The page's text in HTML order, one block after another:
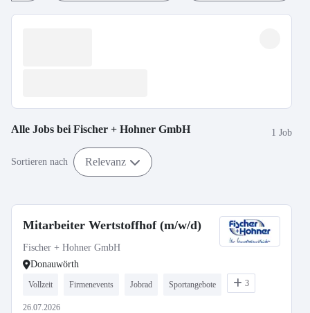
Alle Jobs bei Fischer + Hohner GmbH 1 Job
Sortieren nach Relevanz
Mitarbeiter Wertstoffhof (m/w/d)
Fischer + Hohner GmbH
Donauwörth
Vollzeit Firmenevents Jobrad Sportangebote 3
26.07.2026